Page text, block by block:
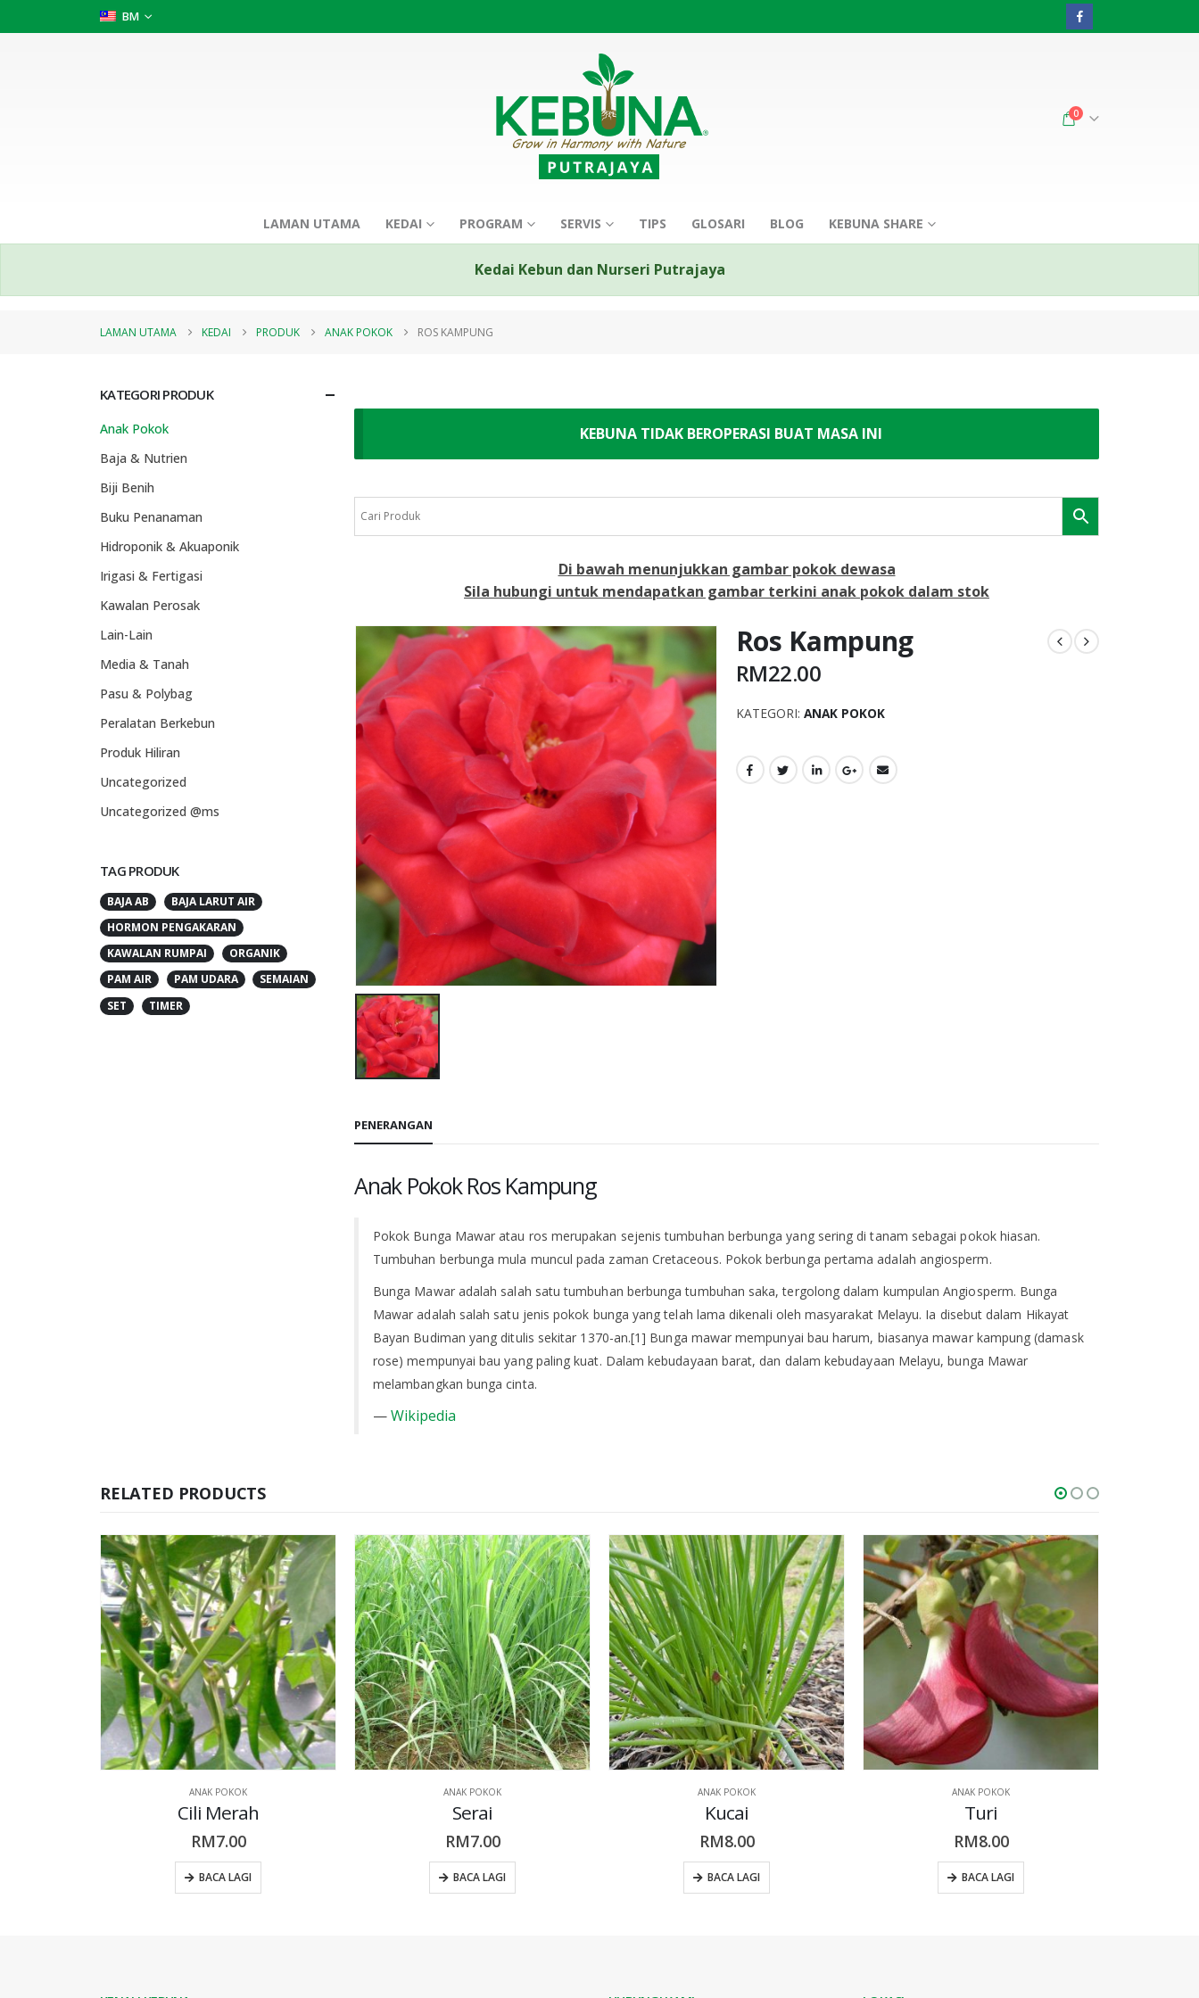
BM
0
LAMAN UTAMA KEDAI PROGRAM SERVIS TIPS GLOSARI BLOG KEBUNA SHARE
Kedai Kebun dan Nurseri Putrajaya
LAMAN UTAMA KEDAI PRODUK ANAK POKOK ROS KAMPUNG
KEBUNA TIDAK BEROPERASI BUAT MASA INI
Di bawah menunjukkan gambar pokok dewasa
Sila hubungi untuk mendapatkan gambar terkini anak pokok dalam stok
Ros Kampung
RM22.00
KATEGORI: ANAK POKOK
PENERANGAN
Anak Pokok Ros Kampung
Pokok Bunga Mawar atau ros merupakan sejenis tumbuhan berbunga yang sering di tanam sebagai pokok hiasan.
Tumbuhan berbunga mula muncul pada zaman Cretaceous. Pokok berbunga pertama adalah angiosperm.
Bunga Mawar adalah salah satu tumbuhan berbunga tumbuhan saka, tergolong dalam kumpulan Angiosperm. Bunga
Mawar adalah salah satu jenis pokok bunga yang telah lama dikenali oleh masyarakat Melayu. Ia disebut dalam Hikayat
Bayan Budiman yang ditulis sekitar 1370-an.[1] Bunga mawar mempunyai bau harum, biasanya mawar kampung (damask
rose) mempunyai bau yang paling kuat. Dalam kebudayaan barat, dan dalam kebudayaan Melayu, bunga Mawar
melambangkan bunga cinta.
—Wikipedia
KATEGORI PRODUK
Anak Pokok
Baja & Nutrien
Biji Benih
Buku Penanaman
Hidroponik & Akuaponik
Irigasi & Fertigasi
Kawalan Perosak
Lain-Lain
Media & Tanah
Pasu & Polybag
Peralatan Berkebun
Produk Hiliran
Uncategorized
Uncategorized @ms
TAG PRODUK
BAJA AB
BAJA LARUT AIR
HORMON PENGAKARAN
KAWALAN RUMPAI
ORGANIK
PAM AIR
PAM UDARA
SEMAIAN
SET
TIMER
RELATED PRODUCTS
ANAK POKOK
Cili Merah
RM7.00
BACA LAGI
ANAK POKOK
Serai
RM7.00
BACA LAGI
ANAK POKOK
Kucai
RM8.00
BACA LAGI
ANAK POKOK
Turi
RM8.00
BACA LAGI